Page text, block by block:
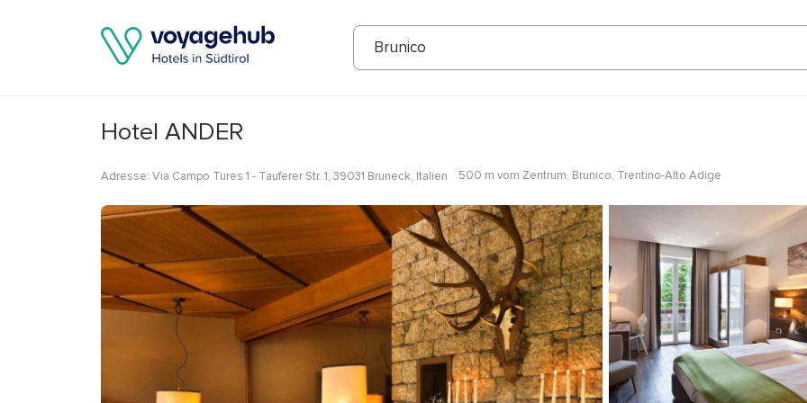
Brunico
Fotos Annehmlichkeiten
Hotel ANDER
Adresse: Via Campo Tures 1 - Tauferer Str. 1, 39031 Bruneck, Italien 500 m vom Zentrum, Brunico, Trentino-Alto Adige